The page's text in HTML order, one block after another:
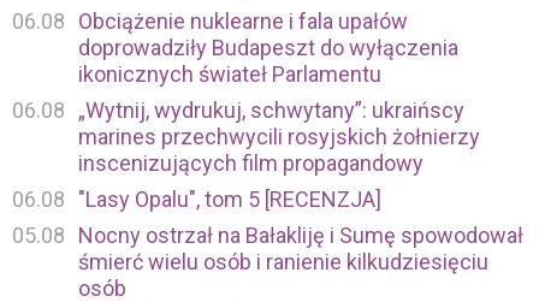
06.08
Obciążenie nuklearne i fala upałów
doprowadziły Budapeszt do wyłączenia
ikonicznych świateł Parlamentu
06.08
„Wytnij, wydrukuj, schwytany”: ukraińscy
marines przechwycili rosyjskich żołnierzy
inscenizujących film propagandowy
06.08
"Lasy Opalu", tom 5 [RECENZJA]
05.08
Nocny ostrzał na Bałakliję i Sumę spowodował
śmierć wielu osób i ranienie kilkudziesięciu
osób